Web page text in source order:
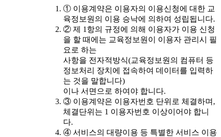
① 이용계약은 이용자의 이용신청에 대한 교
육정보원의 이용 승낙에 의하여 성립됩니다.
② 제 1항의 규정에 의해 이용자가 이용 신청
을 할 때에는 교육정보원이 이용자 관리시 필
요로 하는
사항을 전자적방식(교육정보원의 컴퓨터 등
정보처리 장치에 접속하여 데이터를 입력하
는 것을 말합니다)
이나 서면으로 하여야 합니다.
③ 이용계약은 이용자번호 단위로 체결하며,
체결단위는 1 이용자번호 이상이어야 합니
다.
④ 서비스의 대량이용 등 특별한 서비스 이용